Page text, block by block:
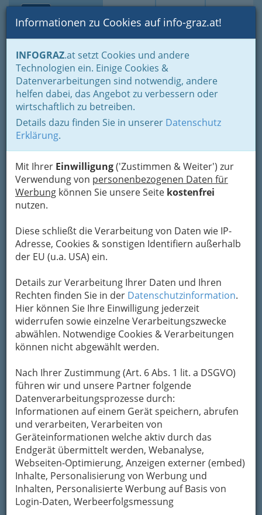
Suche Login Toggle
Informationen zu Cookies auf info-graz.at!
INFOGRAZ.at setzt Cookies und andere
Technologien ein. Einige Cookies &
Datenverarbeitungen sind notwendig, andere
helfen dabei, das Angebot zu verbessern oder
wirtschaftlich zu betreiben.
Details dazu finden Sie in unserer Datenschutz
Erklärung.
Mit Ihrer Einwilligung('Zustimmen & Weiter') zur
Verwendung von personenbezogenen Daten für
Werbung können Sie unsere Seite kostenfrei
nutzen.
Diese schließt die Verarbeitung von Daten wie IP-
Adresse, Cookies & sonstigen Identifiern außerhalb
der EU (u.a. USA) ein.
Details zur Verarbeitung Ihrer Daten und Ihren
Rechten finden Sie in der Datenschutzinformation.
Hier können Sie Ihre Einwilligung jederzeit
widerrufen sowie einzelne Verarbeitungszwecke
abwählen. Notwendige Cookies & Verarbeitungen
können nicht abgewählt werden.
Nach Ihrer Zustimmung (Art. 6 Abs. 1 lit. a DSGVO)
führen wir und unsere Partner folgende
Datenverarbeitungsprozesse durch:
Informationen auf einem Gerät speichern, abrufen
und verarbeiten, Verarbeiten von
Geräteinformationen welche aktiv durch das
Endgerät übermittelt werden, Webanalyse,
Webseiten-Optimierung, Anzeigen externer (embed)
Inhalte, Personalisierung von Werbung und
Inhalten, Personalisierte Werbung auf Basis von
Login-Daten, Werbeerfolgsmessung
Home
Gastronomie
Gastronomie: Toprestaurants & Gasthäuser
International - fremde Länder
Spanisch, Latino, lateinamerikanisch
Papa Joe's Leutgeb
Entertainment Group
GmbH
Thalerhofstraße 85, 8141 Unterpremstätten
+43 3135 53577-3631
+43 664 273 50 54
Karte
Kontaktaufnahme
Um die Info-Graz Firmenvor Spam-Mails zu
bewahren , verwenden wir an dieser Stelle zur
Übermittlung Ihrer Nachricht ein sicheres
Absenden umgehend per Mail an das
Unternehmen Papa Joe's Leutgeb Entertainment
Group GmbH weitergeleitet.
Mein Name
Meine Email Adresse
Mein Betreff